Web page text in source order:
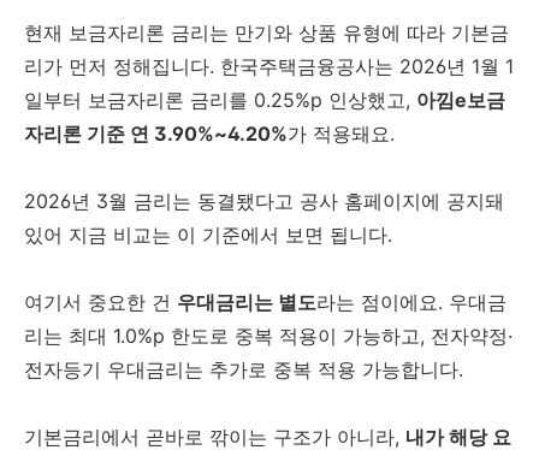
현재 보금자리론 금리는 만기와 상품 유형에 따라 기본금
리가 먼저 정해집니다. 한국주택금융공사는 2026년 1월 1
일부터 보금자리론 금리를 0.25%p 인상했고, 아낌e보금
자리론 기준 연 3.90%~4.20%가 적용돼요.
2026년 3월 금리는 동결됐다고 공사 홈페이지에 공지돼
있어 지금 비교는 이 기준에서 보면 됩니다.
여기서 중요한 건 우대금리는 별도라는 점이에요. 우대금
리는 최대 1.0%p 한도로 중복 적용이 가능하고, 전자약정·
전자등기 우대금리는 추가로 중복 적용 가능합니다.
기본금리에서 곧바로 깎이는 구조가 아니라, 내가 해당 요